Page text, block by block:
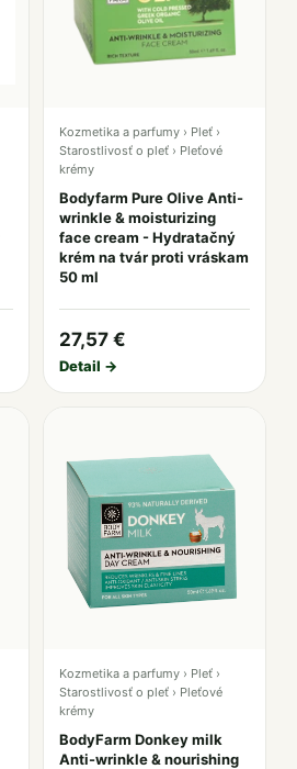
Kozmetika a parfumy › Pleť ›
Starostlivosť o pleť › Pleťové
krémy
Bodyfarm Pure Olive Anti-
wrinkle & moisturizing
face cream - Hydratačný
krém na tvár proti vráskam
50 ml
27,57 €
Detail →
Kozmetika a parfumy › Pleť ›
Starostlivosť o pleť › Pleťové
krémy
BodyFarm Donkey milk
Anti-wrinkle & nourishing